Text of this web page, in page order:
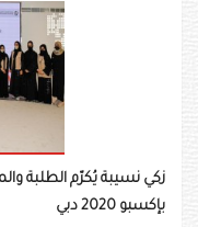
زكي نسيبة يُكرّم الطلبة
‏بإكسبو 2020 دبي